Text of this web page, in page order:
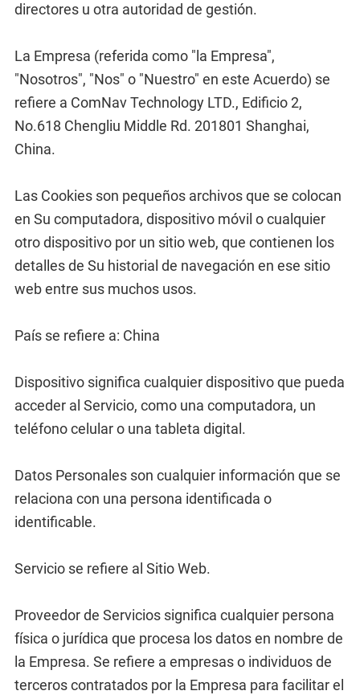
directores u otra autoridad de gestión.
La Empresa (referida como "la Empresa",
"Nosotros", "Nos" o "Nuestro" en este Acuerdo) se
refiere a ComNav Technology LTD., Edificio 2,
No.618 Chengliu Middle Rd. 201801 Shanghai,
China.
Las Cookies son pequeños archivos que se colocan
en Su computadora, dispositivo móvil o cualquier
otro dispositivo por un sitio web, que contienen los
detalles de Su historial de navegación en ese sitio
web entre sus muchos usos.
País se refiere a: China
Dispositivo significa cualquier dispositivo que pueda
acceder al Servicio, como una computadora, un
teléfono celular o una tableta digital.
Datos Personales son cualquier información que se
relaciona con una persona identificada o
identificable.
Servicio se refiere al Sitio Web.
Proveedor de Servicios significa cualquier persona
física o jurídica que procesa los datos en nombre de
la Empresa. Se refiere a empresas o individuos de
terceros contratados por la Empresa para facilitar el